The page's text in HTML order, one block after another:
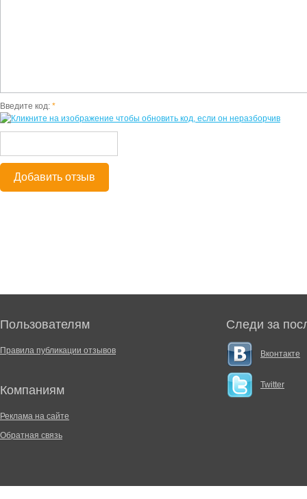
Введите код: *
Добавить отзыв
Пользователям
Правила публикации отзывов
Компаниям
Реклама на сайте
Обратная связь
Следи за
Вконтакте
Twitter